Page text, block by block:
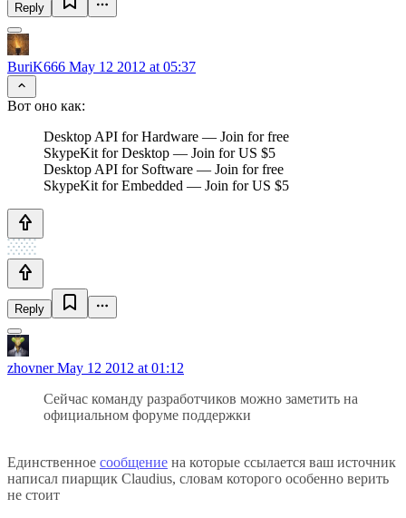
Reply
BuriK666 May 12 2012 at 05:37
Вот оно как:
Desktop API for Hardware — Join for free
SkypeKit for Desktop — Join for US $5
Desktop API for Software — Join for free
SkypeKit for Embedded — Join for US $5
Reply
zhovnerMay 12 2012 at 01:12
Сейчас команду разработчиков можно заметить на
официальном форуме поддержки
Единственное сообщение на которые ссылается ваш источник
написал пиарщик Claudius, словам которого особенно верить
не стоит